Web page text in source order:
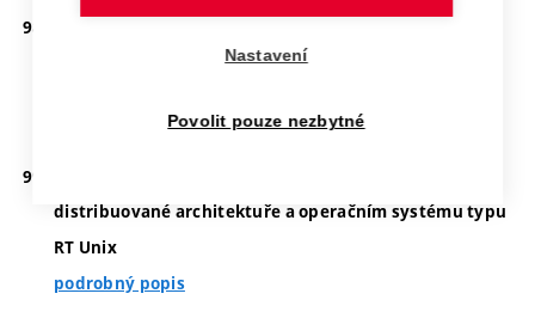
Smrž Pavel, doc. RNDr., Ph.D.
distribuované architektuře a operačním systému typu
RT Unix
podrobný popis
Nastavení
Povolit pouze nezbytné